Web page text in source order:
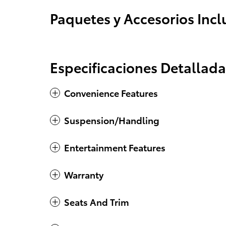
Paquetes y Accesorios
Especificaciones
Convenience Features
Suspension/Handling
Entertainment Features
Warranty
Seats And Trim